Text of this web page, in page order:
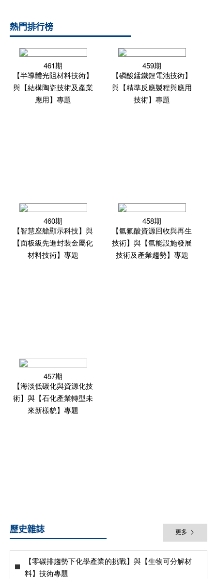
熱門排行榜
461期
【半導體光阻材料技術】
與【結構陶瓷技術及產業
應用】專題
459期
【磷酸錳鐵鋰電池技術】
與【精準反應製程與應用
技術】專題
460期
【智慧座艙顯示科技】與
【面板級先進封裝金屬化
材料技術】專題
458期
【氫氟酸資源回收與再生
技術】與【氫能設施發展
技術及產業趨勢】專題
457期
【海淡低碳化與資源化技
術】與【石化產業轉型未
來新樣貌】專題
歷史雜誌 更多
【零碳排趨勢下化學產業的挑戰】與【生物可分解材
料】技術專題